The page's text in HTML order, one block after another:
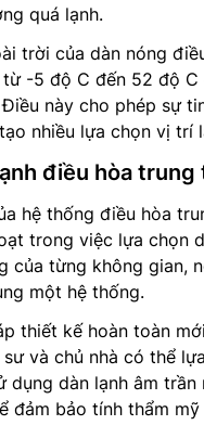
quá lạnh.
trời của dàn nóng
-5 độ C đến 52 độ
này cho phép sự
nhiều lựa chọn vị trí
điều hòa trung
hệ thống điều hòa
trong việc lựa chọn
của từng không gian,
một hệ thống.
thiết kế hoàn toàn
và chủ nhà có thể
dàn lạnh âm
đảm bảo tính thẩm